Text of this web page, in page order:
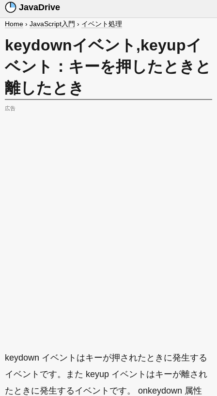
JavaDrive
Home › JavaScript入門 › イベント処理
keydownイベント,keyupイ
ベント：キーを押したときと
離したとき
広告
keydown イベントはキーが押されたときに発生する
イベントです。また keyup イベントはキーが離され
たときに発生するイベントです。 onkeydown 属性